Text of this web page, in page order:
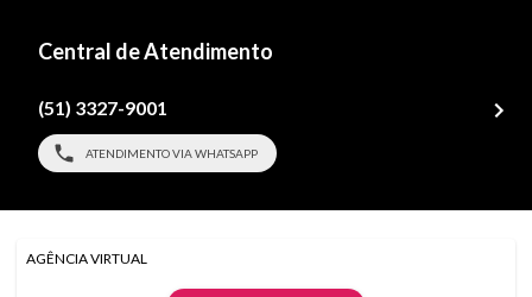
Central de Atendimento
(51) 3327-9001
ATENDIMENTO VIA WHATSAPP
AGÊNCIA VIRTUAL